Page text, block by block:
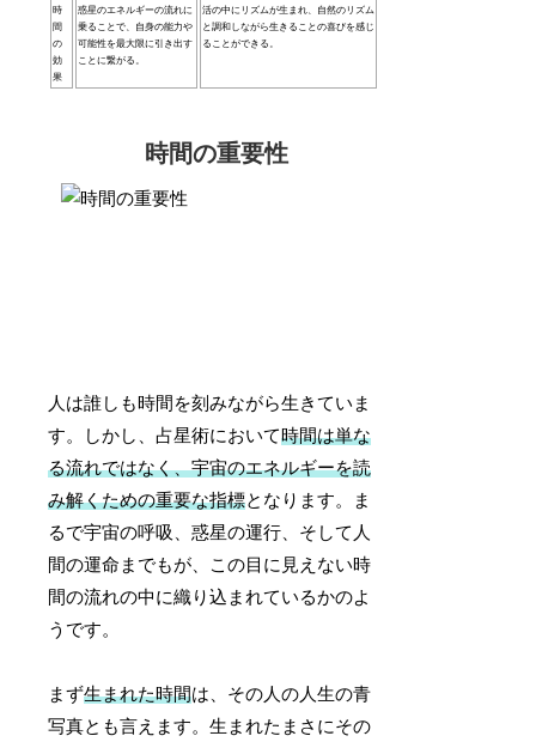
時
間
の
効
果
惑星のエネルギーの流れに
乗ることで、自身の能力や
可能性を最大限に引き出す
ことに繋がる。
活の中にリズムが生まれ、自然のリズム
と調和しながら生きることの喜びを感じ
ることができる。
時間の重要性
人は誰しも時間を刻みながら生きていま
す。しかし、占星術において時間は単な
る流れではなく、宇宙のエネルギーを読
み解くための重要な指標となります。ま
るで宇宙の呼吸、惑星の運行、そして人
間の運命までもが、この目に見えない時
間の流れの中に織り込まれているかのよ
うです。
まず生まれた時間は、その人の人生の青
写真とも言えます。生まれたまさにその